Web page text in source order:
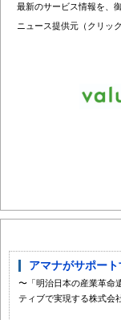
最新のサービス情報を、
ニュース提供元（クリッ
アマナがサポー
〜「明治日本の産業革命
ティブで実現する株式会